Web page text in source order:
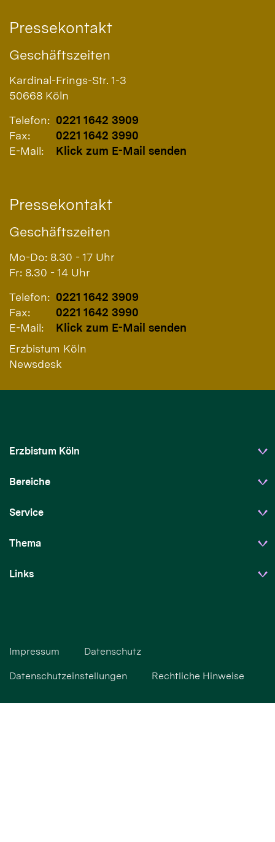
Pressekontakt
Geschäftszeiten
Kardinal-Frings-Str. 1-3
50668 Köln
Telefon: 0221 1642 3909
Fax:
0221 1642 3990
E-Mail:
Klick zum E-Mail senden
Pressekontakt
Geschäftszeiten
Mo-Do: 8.30 - 17 Uhr
Fr: 8.30 - 14 Uhr
Telefon: 0221 1642 3909
Fax:
0221 1642 3990
E-Mail:
Klick zum E-Mail senden
Erzbistum Köln
Newsdesk
Erzbistum Köln
Bereiche
Service
Thema
Links
Impressum Datenschutz
Datenschutzeinstellungen Rechtliche Hinweise